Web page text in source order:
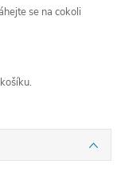
se na cokoli